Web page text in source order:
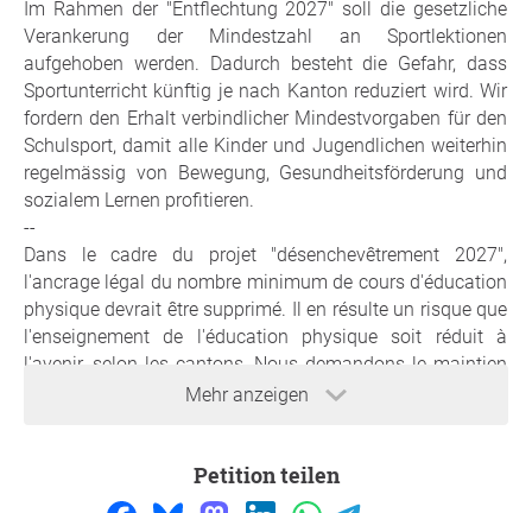
Mehr anzeigen
Im Rahmen der "Entflechtung 2027" soll die gesetzliche
Verankerung der Mindestzahl an Sportlektionen
aufgehoben werden. Dadurch besteht die Gefahr, dass
Sportunterricht künftig je nach Kanton reduziert wird. Wir
fordern den Erhalt verbindlicher Mindestvorgaben für den
Schulsport, damit alle Kinder und Jugendlichen weiterhin
regelmässig von Bewegung, Gesundheitsförderung und
sozialem Lernen profitieren.
--
Dans le cadre du projet "désenchevêtrement 2027",
l'ancrage légal du nombre minimum de cours d'éducation
physique devrait être supprimé. Il en résulte un risque que
l'enseignement de l'éducation physique soit réduit à
l'avenir, selon les cantons. Nous demandons le maintien
de prescriptions minimales contraignantes en matière
d'une activité physique, d'une promotion de la santé et
d'un apprentissage social.
Petition teilen